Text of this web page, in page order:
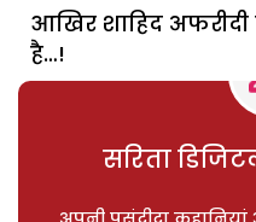
आखिर शाहिद
है…!
सरिता